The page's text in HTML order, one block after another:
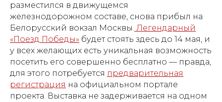
разместился в движущемся
железнодорожном составе, снова прибыл на
Белорусский вокзал Москвы. Легендарный
«Поезд Победы» будет стоять здесь до 14 мая, и
у всех желающих есть уникальная возможность
посетить его совершенно бесплатно — правда,
для этого потребуется предварительная
регистрация на официальном портале
проекта. Выставка не задерживается на одном